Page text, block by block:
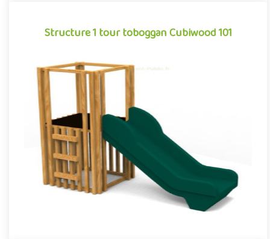
Structure 1 tour toboggan Cubiwood 101
Structure 1 tour toboggan Cubiwood 101
Structure pour aires de jeux extérieurs caractérisée par ses
lignes cubiques et son habillage à claire-voie composé de
bardag..
Offre partenaire